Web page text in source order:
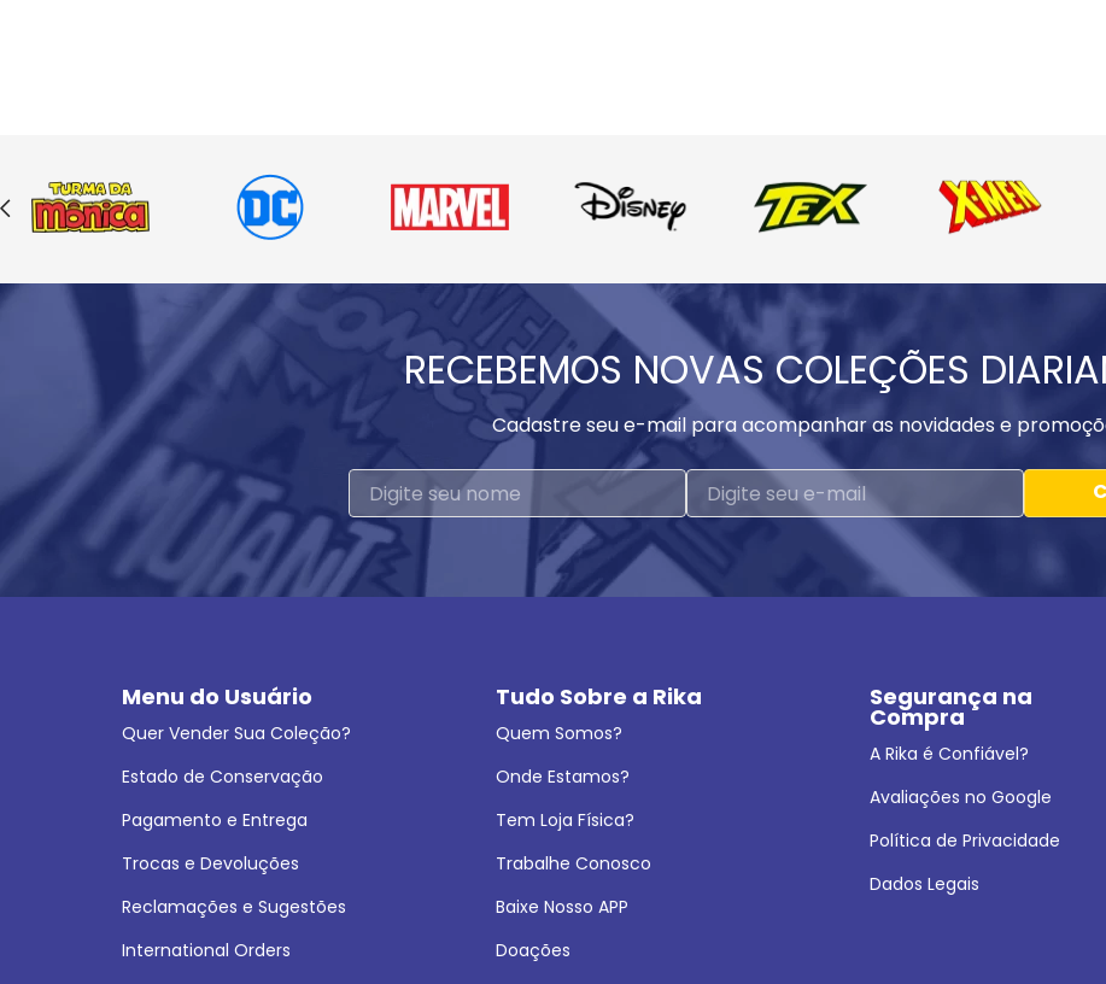
RECEBEMOS NOVAS COLEÇÕES
Cadastre seu e-mail para acompanhar as novidades e
Menu do Usuário
Quer Vender Sua Coleção?
Estado de Conservação
Pagamento e Entrega
Trocas e Devoluções
Reclamações e Sugestões
International Orders
Tudo Sobre a Rika
Quem Somos?
Onde Estamos?
Tem Loja Física?
Trabalhe Conosco
Baixe Nosso APP
Doações
Segurança na
Compra
A Rika é Confiável?
Avaliações no Google
Política de Privacidade
Dados Legais